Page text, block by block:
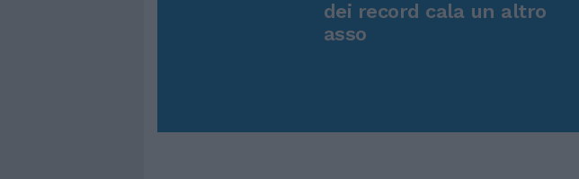
dei record cala un altro
asso